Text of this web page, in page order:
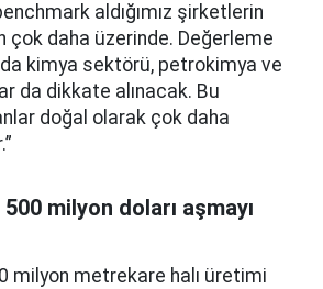
aldığımız şirketlerin
çok daha üzerinde. Değerleme
kimya sektörü, petrokimya ve
da dikkate alınacak. Bu
doğal olarak çok daha
milyon doları aşmayı
milyon metrekare halı üretimi